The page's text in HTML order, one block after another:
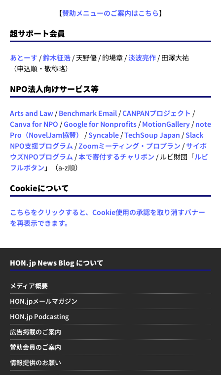
【賛助メニューのご案内はこちら】
超サポート会員
あとーす /鈴木征浩 / 天野優 / 的場章 /淡波亮作 / 田澤大祐
（申込順・敬称略）
NPO法人向けサービス等
Arts and Law / Benchmark Email /CANPANプロジェクト /
Canva for NPO /Google for Nonprofits / MotionGallery / note
Pro（NovelJam協賛）
/Syncable /TechSoup Japan /Slack
NPO支援プログラム /Zoomミーティング・プロプラン /サイボ
ウズNPOプログラム /本で寄付するチャリボン / ルビ財団「ルビ
フルボタン 」（a-z順）
Cookieについて
こちらをクリックすると、Cookie使用の承認を取り消すバナー
を再表示できます。
HON.jp News Blog について
メディア概要
HON.jpメールマガジン
HON.jp Podcasting
広告掲載のご案内
賛助会員のご案内
情報提供のお願い